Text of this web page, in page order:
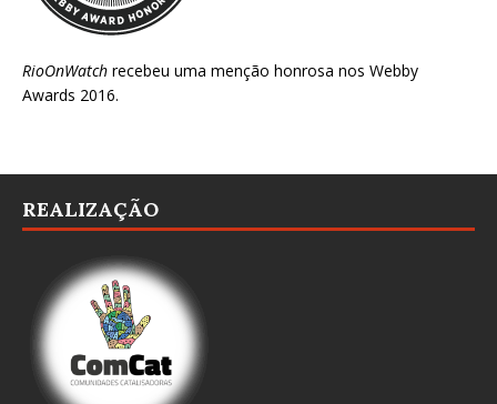
RioOnWatch recebeu uma menção honrosa nos Webby
Awards 2016.
REALIZAÇÃO